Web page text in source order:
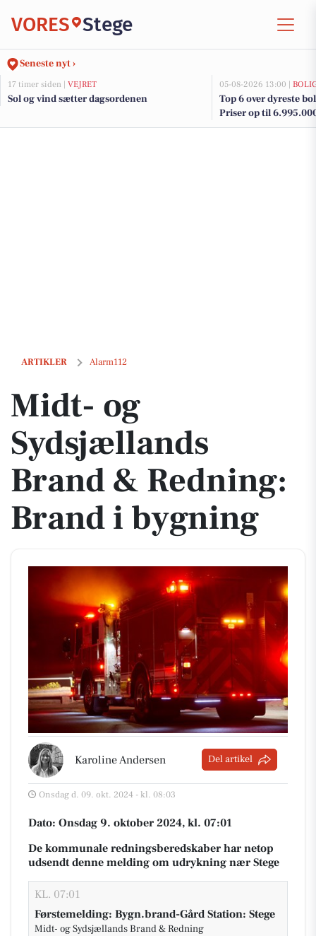
VORES Stege
Seneste nyt ›
17 timer siden | VEJRET
Sol og vind sætter dagsordenen
05-08-2026 13:00 |
Top 6 over dyreste
Priser op til
ARTIKLER Alarm112
Midt- og Sydsjællands Brand & Redning: Brand i bygning
Midt- og
Sydsjællands
Brand & Redning:
Brand i bygning
Karoline Andersen Del artikel
Onsdag d. 09. okt. 2024 - kl. 08:03
Dato: Onsdag 9. oktober 2024, kl. 07:01
De kommunale redningsberedskaber har netop
udsendt denne melding om udrykning nær Stege
KL. 07:01
Førstemelding: Bygn.brand-Gård Station: Stege
Midt- og Sydsjællands Brand & Redning